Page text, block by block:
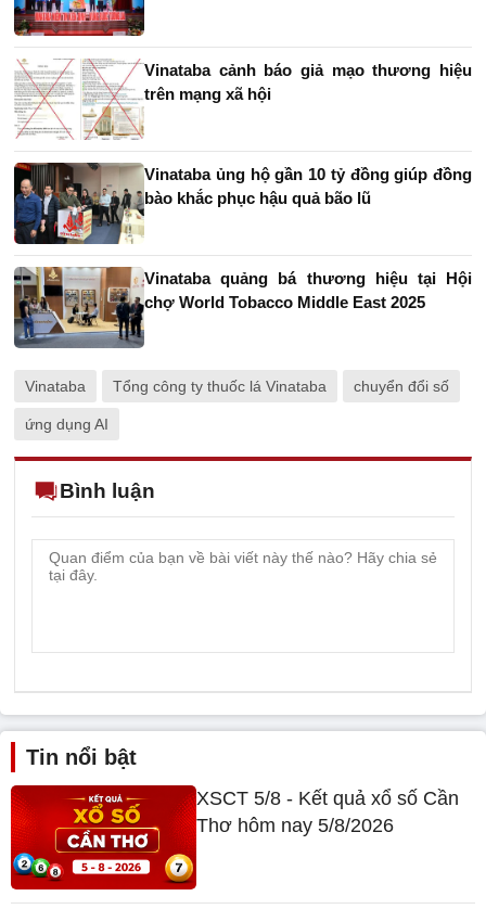
Vinataba cảnh báo giả mạo thương hiệu
trên mạng xã hội
Vinataba ủng hộ gần 10 tỷ đồng giúp đồng
bào khắc phục hậu quả bão lũ
Vinataba quảng bá thương hiệu tại Hội
chợ World Tobacco Middle East 2025
Vinataba Tổng công ty thuốc lá Vinataba chuyển đổi số
ứng dụng AI
Bình luận
Tin nổi bật
XSCT 5/8 - Kết quả xổ số Cần
Thơ hôm nay 5/8/2026